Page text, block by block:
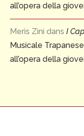
all’opera della
Meris Zini dans I
Musicale
all’opera della